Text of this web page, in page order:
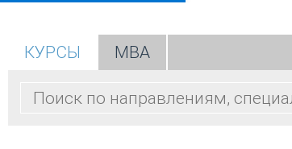
КУРСЫ МВА